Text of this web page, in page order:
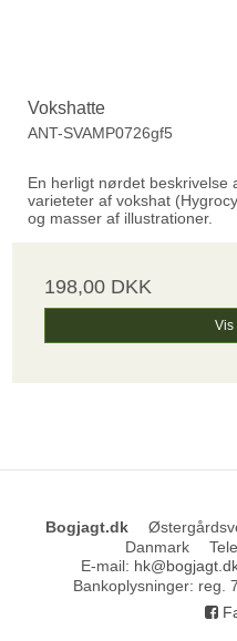
Vokshatte
ANT-SVAMP0726gf5
En herligt nørdet
varieteter af vokshat
og masser af illustrationer.
198,00 DKK
Vis
Bogjagt.dk
Danmark
E-mail:
Bankoplysninger: reg.